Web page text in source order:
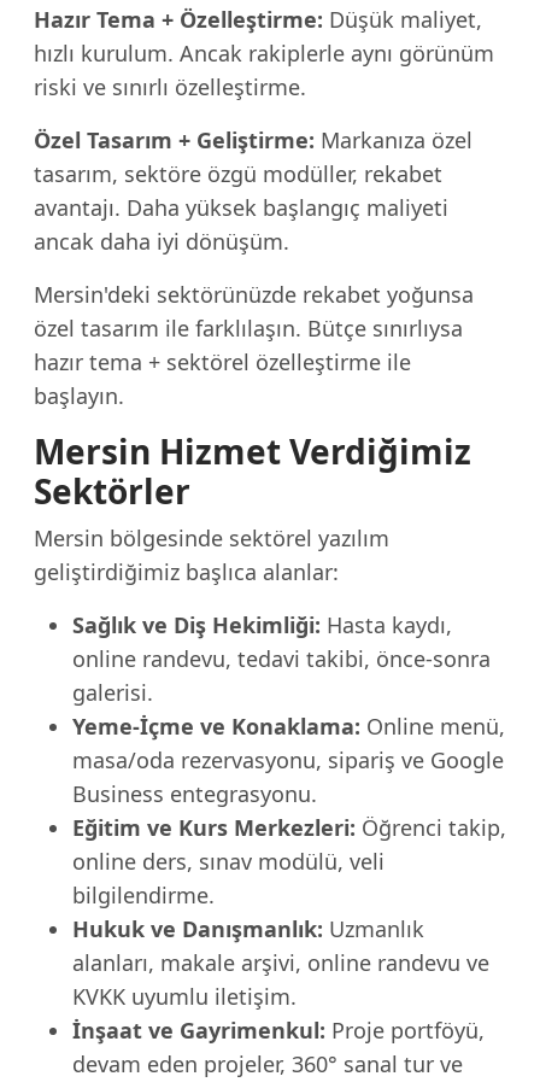
Hazır Tema + Özelleştirme: Düşük maliyet,
hızlı kurulum. Ancak rakiplerle aynı görünüm
riski ve sınırlı özelleştirme.
Özel Tasarım + Geliştirme: Markanıza özel
tasarım, sektöre özgü modüller, rekabet
avantajı. Daha yüksek başlangıç maliyeti
ancak daha iyi dönüşüm.
Mersin'deki sektörünüzde rekabet yoğunsa
özel tasarım ile farklılaşın. Bütçe sınırlıysa
hazır tema + sektörel özelleştirme ile
başlayın.
Mersin Hizmet Verdiğimiz
Sektörler
Mersin bölgesinde sektörel yazılım
geliştirdiğimiz başlıca alanlar:
Sağlık ve Diş Hekimliği: Hasta kaydı,
online randevu, tedavi takibi, önce-sonra
galerisi.
Yeme-İçme ve Konaklama: Online menü,
masa/oda rezervasyonu, sipariş ve Google
Business entegrasyonu.
Eğitim ve Kurs Merkezleri: Öğrenci takip,
online ders, sınav modülü, veli
bilgilendirme.
Hukuk ve Danışmanlık: Uzmanlık
alanları, makale arşivi, online randevu ve
KVKK uyumlu iletişim.
İnşaat ve Gayrimenkul: Proje portföyü,
devam eden projeler, 360° sanal tur ve